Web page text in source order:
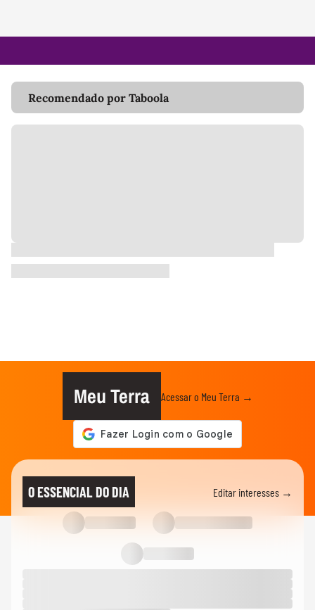
Recomendado por Taboola
Meu Terra Acessar o Meu Terra →
O ESSENCIAL DO DIA Editar interesses →